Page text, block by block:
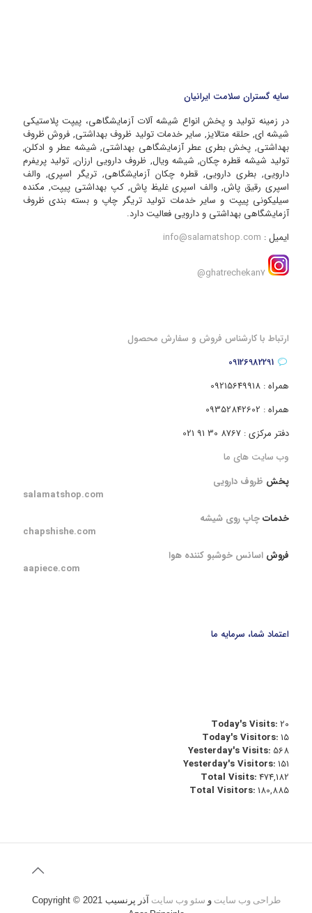
سایه گستران سلامت ایرانیان
در زمینه تولید و پخش انواع شیشه آلات آزمایشگاهی، پیپت پلاستیکی
شیشه ای, حلقه متالایز, سایر خدمات تولید ظروف بهداشتی, فروش ظروف
بهداشتی, پخش بطری عطر آزمایشگاهی بهداشتی, شیشه عطر و ادکلن,
تولید شیشه قطره چکان, شیشه ویال, ظروف دارویی ارزان, تولید پریفرم
دارویی, بطری دارویی, قطره چکان آزمایشگاهی, تریگر اسپری, والف
اسپری رقیق پاش, والف اسپری غلیظ پاش, کپ بهداشتی پیپت, مکنده
سیلیکونی پیپت و سایر خدمات تولید تریگر چاپ و بسته بندی ظروف
آزمایشگاهی بهداشتی و دارویی فعالیت دارد.
ایمیل : info@salamatshop.com
ghatrechekan7@
ارتباط با کارشناس فروش و سفارش محصول
09126982291
همراه : 09215649918
همراه : 09352842602
دفتر مرکزی : 8767 30 91 021
وب سایت های ما
پخش ظروف دارویی
salamatshop.com
خدماتچاپ روی شیشه
chapshishe.com
فروش اسانس خوشبو کننده هوا
aapiece.com
اعتماد شما، سرمایه ما
Today's Visits:20
Today's Visitors:15
Yesterday's Visits: 568
Yesterday's Visitors:151
Total Visits:474,182
Total Visitors:180,885
طراحی وب سایت و سئو وب سایت آذر پرنسیب Copyright © 2021